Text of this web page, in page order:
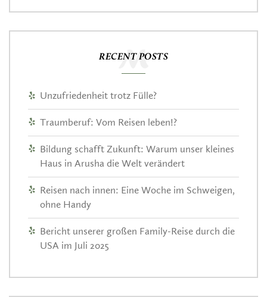
RECENT POSTS
Unzufriedenheit trotz Fülle?
Traumberuf: Vom Reisen leben!?
Bildung schafft Zukunft: Warum unser kleines
Haus in Arusha die Welt verändert
Reisen nach innen: Eine Woche im Schweigen,
ohne Handy
Bericht unserer großen Family-Reise durch die
USA im Juli 2025